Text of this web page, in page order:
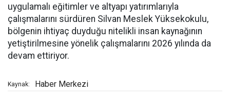
uygulamalı eğitimler ve altyapı yatırımlarıyla
çalışmalarını sürdüren Silvan Meslek Yüksekokulu,
bölgenin ihtiyaç duyduğu nitelikli insan kaynağının
yetiştirilmesine yönelik çalışmalarını 2026 yılında da
devam ettiriyor.
Kaynak: Haber Merkezi